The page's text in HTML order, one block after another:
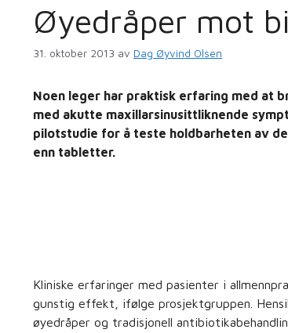
Øyedråper mot
31. oktober 2013 av Dag Øyvind Olsen
Noen leger har praktisk erfaring med at
med akutte maxillarsinusittliknende
pilotstudie for å teste holdbarheten av
enn tabletter.
Kliniske erfaringer med pasienter i
gunstig effekt, ifølge prosjektgruppen.
øyedråper og tradisjonell